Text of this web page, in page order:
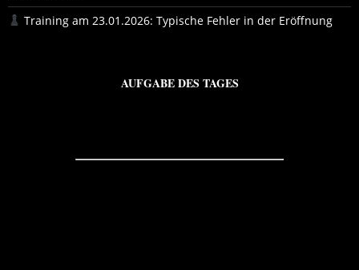
Training am 23.01.2026: Typische Fehler in der Eröffnung
AUFGABE DES TAGES